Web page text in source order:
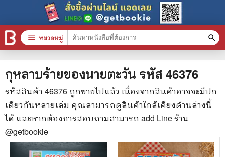
กุหลาบร้ายของนายตะวัน รหัส 46376
รหัสสินค้า 46376 ถูกขายไปแล้ว เนื่องจากสินค้าอาจจะมีปก
เดียวกันหลายเล่ม คุณสามารถดูสินค้าใกล้เคียงด้านล่างนี้
ได้ และหากต้องการสอบถามสามารถ add Line ร้าน
@getbookie
menu หมวดหมู่ search
หมวดหมู่สินค้า
หนังสือทั้งหมด
stars สินค้าใช้เฉพาะแต้มเท่านั้น
📚 หนังสือทั่วไป